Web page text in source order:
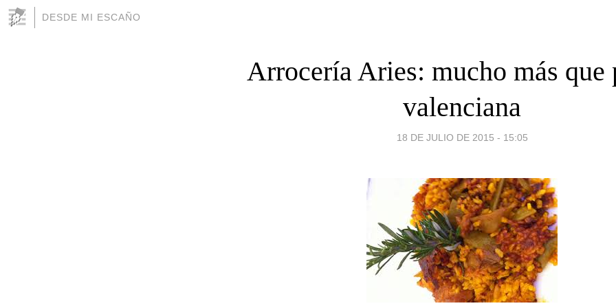
DESDE MI ESCAÑO
Arrocería Aries: mucho más que
valenciana
18 DE JULIO DE 2015 - 15:05